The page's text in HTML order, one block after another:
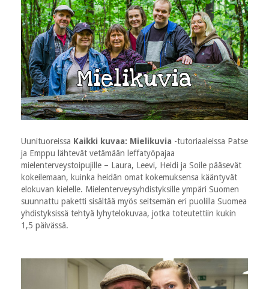
Uunituoreissa Kaikki kuvaa: Mielikuvia -tutoriaaleissa Patse
ja Emppu lähtevät vetämään leffatyöpajaa
mielenterveystoipujille – Laura, Leevi, Heidi ja Soile pääsevät
kokeilemaan, kuinka heidän omat kokemuksensa kääntyvät
elokuvan kielelle. Mielenterveysyhdistyksille ympäri Suomen
suunnattu paketti sisältää myös seitsemän eri puolilla Suomea
yhdistyksissä tehtyä lyhytelokuvaa, jotka toteutettiin kukin
1,5 päivässä.